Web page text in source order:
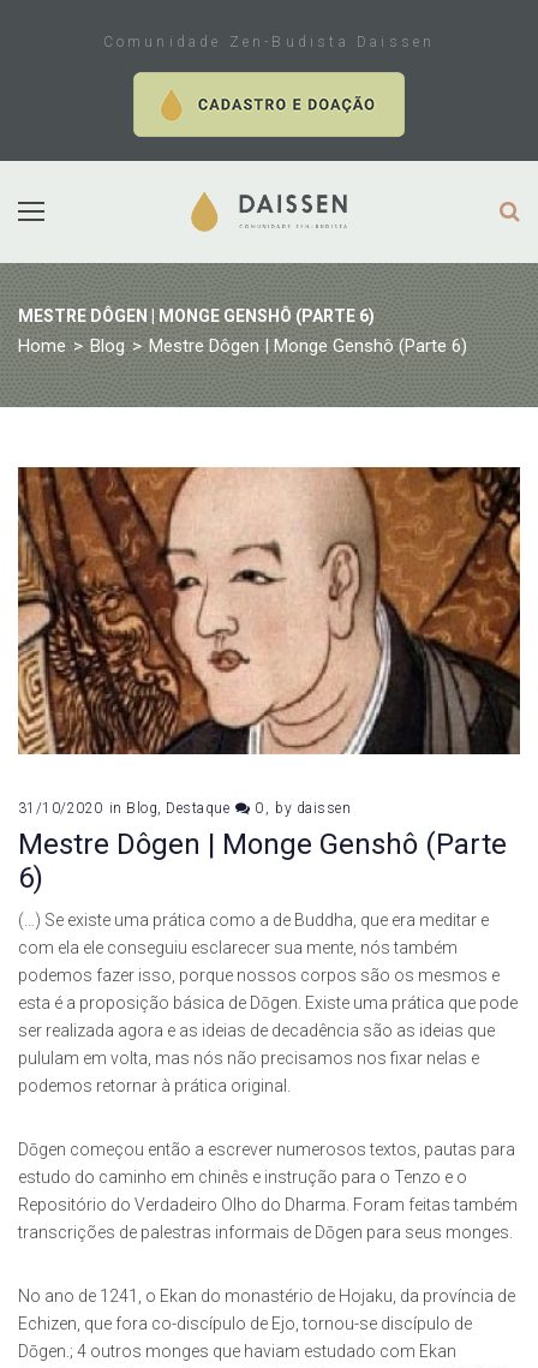
Comunidade Zen-Budista Daissen
MESTRE DÔGEN | MONGE GENSHÔ (PARTE 6)
Home > Blog > Mestre Dôgen | Monge Genshô (Parte 6)
31/10/2020 in Blog, Destaque 0 by daissen
Mestre Dôgen | Monge Genshô (Parte
6)
(…) Se existe uma prática como a de Buddha, que era meditar e
com ela ele conseguiu esclarecer sua mente, nós também
podemos fazer isso, porque nossos corpos são os mesmos e
esta é a proposição básica de Dōgen. Existe uma prática que pode
ser realizada agora e as ideias de decadência são as ideias que
pululam em volta, mas nós não precisamos nos fixar nelas e
podemos retornar à prática original.
Dōgen começou então a escrever numerosos textos, pautas para
estudo do caminho em chinês e instrução para o Tenzo e o
Repositório do Verdadeiro Olho do Dharma. Foram feitas também
transcrições de palestras informais de Dōgen para seus monges.
No ano de 1241, o Ekan do monastério de Hojaku, da província de
Echizen, que fora co-discípulo de Ejo, tornou-se discípulo de
Dōgen.; 4 outros monges que haviam estudado com Ekan